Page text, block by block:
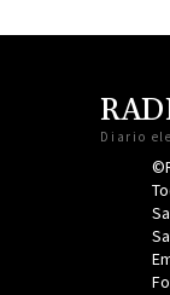
Diario